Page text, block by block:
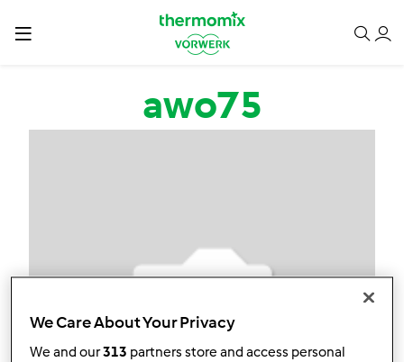
awo75
We Care About Your Privacy
We and our313 partners store and access personal